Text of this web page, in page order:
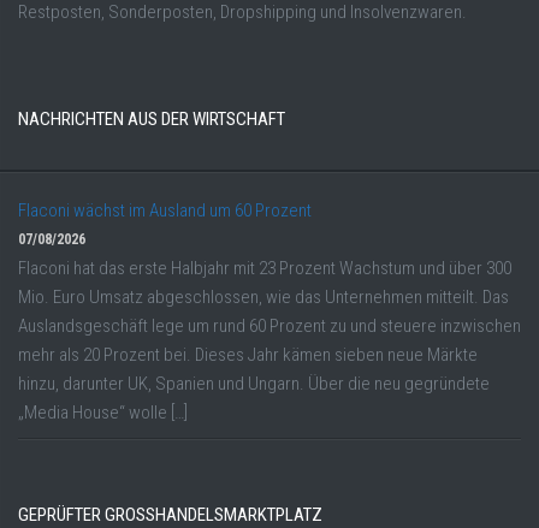
Restposten, Sonderposten, Dropshipping und Insolvenzwaren.
NACHRICHTEN AUS DER WIRTSCHAFT
Flaconi wächst im Ausland um 60 Prozent
07/08/2026
Flaconi hat das erste Halbjahr mit 23 Prozent Wachstum und über 300
Mio. Euro Umsatz abgeschlossen, wie das Unternehmen mitteilt. Das
Auslandsgeschäft lege um rund 60 Prozent zu und steuere inzwischen
mehr als 20 Prozent bei. Dieses Jahr kämen sieben neue Märkte
hinzu, darunter UK, Spanien und Ungarn. Über die neu gegründete
„Media House“ wolle […]
GEPRÜFTER GROSSHANDELSMARKTPLATZ